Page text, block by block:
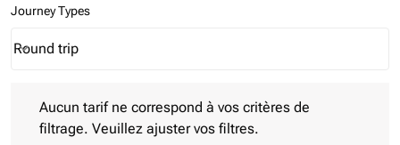
Journey Types
Journey Types option Round trip Selected
Round trip
keyboard_arrow_down
Aucun tarif ne correspond à vos critères de
filtrage. Veuillez ajuster vos filtres.